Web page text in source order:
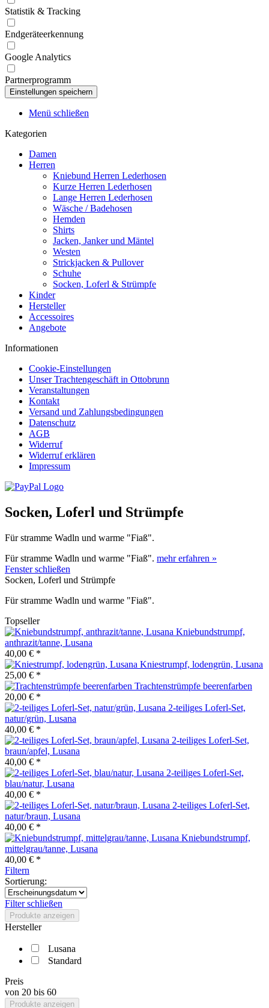
Statistik & Tracking
Endgeräteerkennung
Google Analytics
Partnerprogramm
Menü schließen
Kategorien
Damen
Herren
Kniebund Herren Lederhosen
Kurze Herren Lederhosen
Lange Herren Lederhosen
Wäsche / Badehosen
Hemden
Shirts
Jacken, Janker und Mäntel
Westen
Strickjacken & Pullover
Schuhe
Socken, Loferl & Strümpfe
Kinder
Hersteller
Accessoires
Angebote
Informationen
Cookie-Einstellungen
Unser Trachtengeschäft in Ottobrunn
Veranstaltungen
Kontakt
Versand und Zahlungsbedingungen
Datenschutz
AGB
Widerruf
Widerruf erklären
Impressum
Socken, Loferl und Strümpfe
Für stramme Wadln und warme "Fiaß".
Für stramme Wadln und warme "Fiaß". mehr erfahren »
Fenster schließen
Socken, Loferl und Strümpfe
Für stramme Wadln und warme "Fiaß".
Topseller
Kniebundstrumpf,
anthrazit/tanne, Lusana
40,00 € *
Kniestrumpf, lodengrün, Lusana
25,00 € *
Trachtenstrümpfe beerenfarben
20,00 € *
2-teiliges Loferl-Set,
natur/grün, Lusana
40,00 € *
2-teiliges Loferl-Set,
braun/apfel, Lusana
40,00 € *
2-teiliges Loferl-Set,
blau/natur, Lusana
40,00 € *
2-teiliges Loferl-Set,
natur/braun, Lusana
40,00 € *
Kniebundstrumpf,
mittelgrau/tanne, Lusana
40,00 € *
Filtern
Sortierung:
Filter schließen
Produkte anzeigen
Hersteller
Lusana
Standard
Preis
von 20 bis 60
Produkte anzeigen